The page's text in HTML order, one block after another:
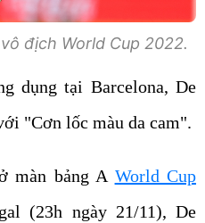
địch World Cup 2022.
dụng tại Barcelona, De
"Cơn lốc màu da cam".
màn bảng A World Cup
(23h ngày 21/11), De